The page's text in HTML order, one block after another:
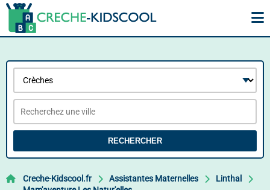
RECHERCHER
Creche-Kidscool.fr Assistantes Maternelles
Linthal